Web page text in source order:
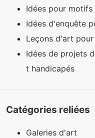
Idées pour
Idées d'enquête
Leçons d'art
Idées de projets
t handicapés
Catégories reliées
Galeries d'art